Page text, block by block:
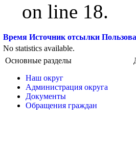
on line 18.
Время Источник отсылки
No statistics available.
Основные разделы
Наш округ
Администрация округа
Документы
Обращения граждан